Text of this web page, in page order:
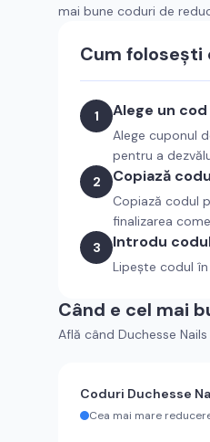
mai bune coduri de
Cum folosești
1 Alege un
Alege cuponul
pentru a
2
Copiază
Copiază codul
finalizarea
3
Introdu
Lipește codul
Când e cel mai
Află când Duchesse Nails
Coduri Duchesse
Cea mai mare